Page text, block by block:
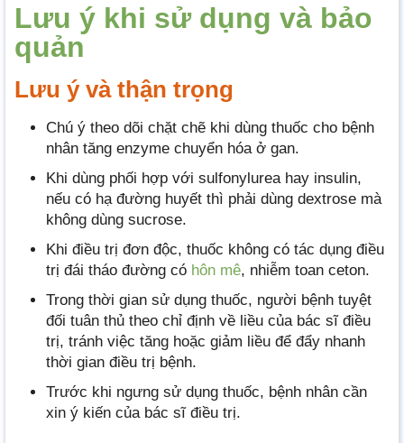
Lưu ý khi sử dụng và bảo
quản
Lưu ý và thận trọng
Chú ý theo dõi chặt chẽ khi dùng thuốc cho bệnh
nhân tăng enzyme chuyển hóa ở gan.
Khi dùng phối hợp với sulfonylurea hay insulin,
nếu có hạ đường huyết thì phải dùng dextrose mà
không dùng sucrose.
Khi điều trị đơn độc, thuốc không có tác dụng điều
trị đái tháo đường có hôn mê, nhiễm toan ceton.
Trong thời gian sử dụng thuốc, người bệnh tuyệt
đối tuân thủ theo chỉ định về liều của bác sĩ điều
trị, tránh việc tăng hoặc giảm liều để đẩy nhanh
thời gian điều trị bệnh.
Trước khi ngưng sử dụng thuốc, bệnh nhân cần
xin ý kiến của bác sĩ điều trị.